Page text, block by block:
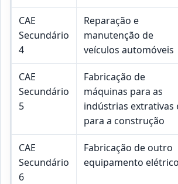
CAE
Secundário
4
Reparação e
manutenção de
veículos automóveis
CAE
Secundário
5
Fabricação de
máquinas para as
indústrias extrativas
para a construção
CAE
Secundário
6
Fabricação de outro
equipamento elétrico